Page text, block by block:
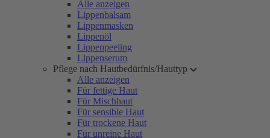
Alle anzeigen
Lippenbalsam
Lippenmasken
Lippenöl
Lippenpeeling
Lippenserum
Pflege nach Hautbedürfnis/Hauttyp
Alle anzeigen
Für fettige Haut
Für Mischhaut
Für sensible Haut
Für trockene Haut
Für unreine Haut